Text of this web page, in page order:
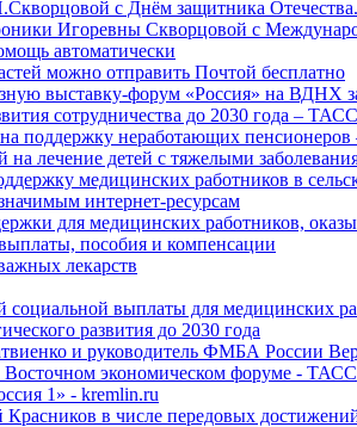
с Днём защитника Отечества.
Игоревны Скворцовой с
автоматически
можно отправить Почтой бесплатно
выставку-форум «Россия» на ВДНХ
сотрудничества до 2030 года – ТАСС
поддержку неработающих пенсионеров
на лечение детей с тяжелыми
медицинских работников в
интернет-ресурсам
для медицинских работников,
пособия и компенсации
лекарств
социальной выплаты для медицинских
развития до 2030 года
и руководитель ФМБА России
Восточном экономическом форуме - ТАСС
1» - kremlin.ru
в числе передовых